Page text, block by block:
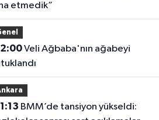
etmedik”
Veli Ağbaba'nın ağabeyi